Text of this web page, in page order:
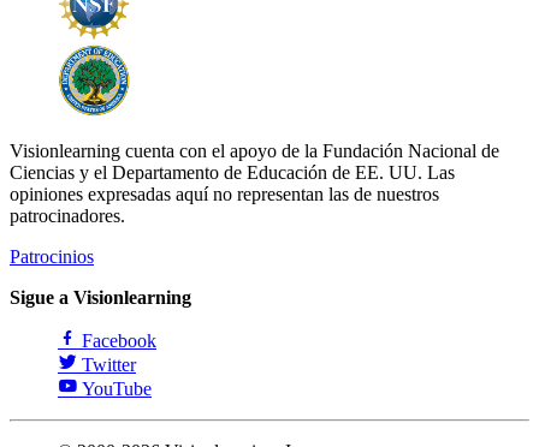
Visionlearning cuenta con el apoyo de la Fundación Nacional de
Ciencias y el Departamento de Educación de EE. UU. Las
opiniones expresadas aquí no representan las de nuestros
patrocinadores.
Patrocinios
Sigue a Visionlearning
Facebook
Twitter
YouTube